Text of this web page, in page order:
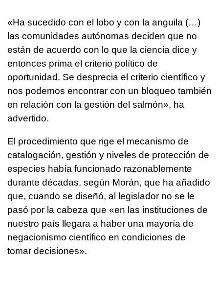
«Ha sucedido con el lobo y con la anguila (…)
las comunidades autónomas deciden que no
están de acuerdo con lo que la ciencia dice y
entonces prima el criterio político de
oportunidad. Se desprecia el criterio científico y
nos podemos encontrar con un bloqueo también
en relación con la gestión del salmón», ha
advertido.
El procedimiento que rige el mecanismo de
catalogación, gestión y niveles de protección de
especies había funcionado razonablemente
durante décadas, según Morán, que ha añadido
que, cuando se diseñó, al legislador no se le
pasó por la cabeza que «en las instituciones de
nuestro país llegara a haber una mayoría de
negacionismo científico en condiciones de
tomar decisiones».